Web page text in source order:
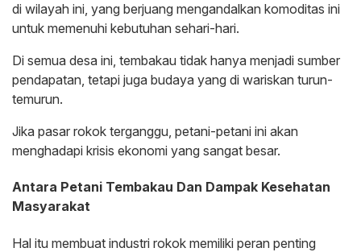
di wilayah ini, yang berjuang mengandalkan komoditas ini
untuk memenuhi kebutuhan sehari-hari.
Di semua desa ini, tembakau tidak hanya menjadi sumber
pendapatan, tetapi juga budaya yang di wariskan turun-
temurun.
Jika pasar rokok terganggu, petani-petani ini akan
menghadapi krisis ekonomi yang sangat besar.
Antara Petani Tembakau Dan Dampak Kesehatan
Masyarakat
Hal itu membuat industri rokok memiliki peran penting